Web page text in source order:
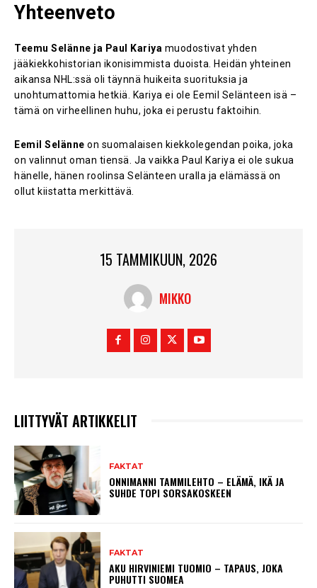
Yhteenveto
Teemu Selänne ja Paul Kariya muodostivat yhden
jääkiekkohistorian ikonisimmista duoista. Heidän yhteinen
aikansa NHL:ssä oli täynnä huikeita suorituksia ja
unohtumattomia hetkiä. Kariya ei ole Eemil Selänteen isä –
tämä on virheellinen huhu, joka ei perustu faktoihin.
Eemil Selänne on suomalaisen kiekkolegendan poika, joka
on valinnut oman tiensä. Ja vaikka Paul Kariya ei ole sukua
hänelle, hänen roolinsa Selänteen uralla ja elämässä on
ollut kiistatta merkittävä.
15 TAMMIKUUN, 2026
MIKKO
LIITTYVÄT ARTIKKELIT
FAKTAT
ONNIMANNI TAMMILEHTO – ELÄMÄ, IKÄ JA
SUHDE TOPI SORSAKOSKEEN
FAKTAT
AKU HIRVINIEMI TUOMIO – TAPAUS, JOKA
PUHUTTI SUOMEA